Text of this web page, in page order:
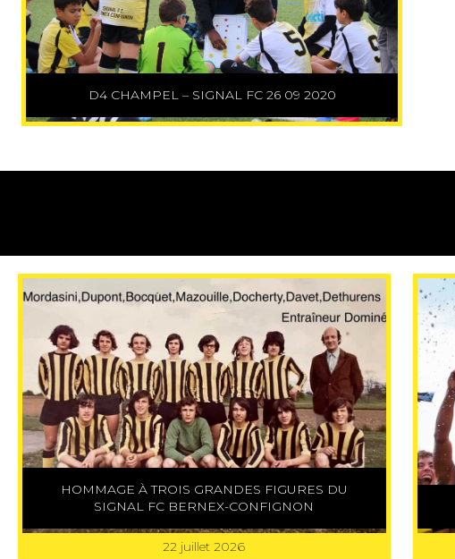
D4 CHAMPEL – SIGNAL FC 26 09 2020
HOMMAGE À TROIS GRANDES FIGURES DU
SIGNAL FC BERNEX-CONFIGNON
22 juillet 2026